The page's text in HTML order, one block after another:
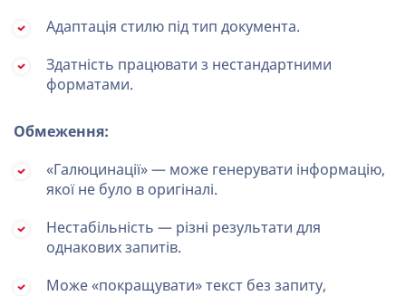
Адаптація стилю під тип документа.
Здатність працювати з нестандартними
форматами.
Обмеження:
«Галюцинації» — може генерувати інформацію,
якої не було в оригіналі.
Нестабільність — різні результати для
однакових запитів.
Може «покращувати» текст без запиту,